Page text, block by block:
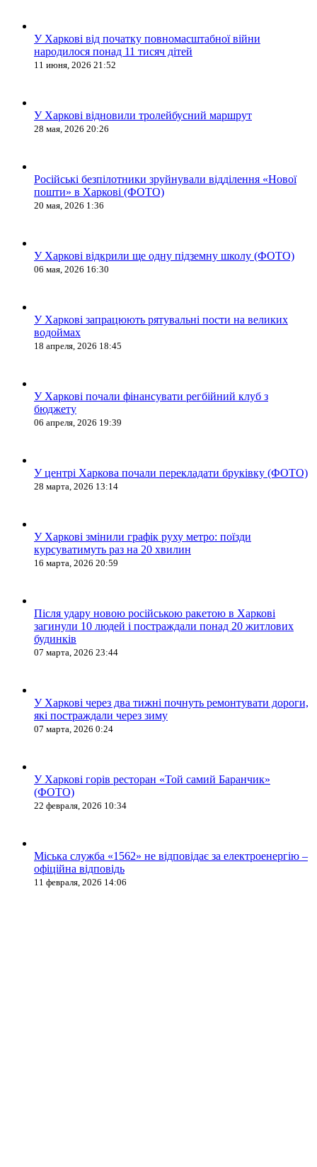
У Харкові від початку повномасштабної війни
народилося понад 11 тисяч дітей
11 июня, 2026 21:52
У Харкові відновили тролейбусний маршрут
28 мая, 2026 20:26
Російські безпілотники зруйнували відділення «Нової
пошти» в Харкові (ФОТО)
20 мая, 2026 1:36
У Харкові відкрили ще одну підземну школу (ФОТО)
06 мая, 2026 16:30
У Харкові запрацюють рятувальні пости на великих
водоймах
18 апреля, 2026 18:45
У Харкові почали фінансувати регбійний клуб з
бюджету
06 апреля, 2026 19:39
У центрі Харкова почали перекладати бруківку (ФОТО)
28 марта, 2026 13:14
У Харкові змінили графік руху метро: поїзди
курсуватимуть раз на 20 хвилин
16 марта, 2026 20:59
Після удару новою російською ракетою в Харкові
загинули 10 людей і постраждали понад 20 житлових
будинків
07 марта, 2026 23:44
У Харкові через два тижні почнуть ремонтувати дороги,
які постраждали через зиму
07 марта, 2026 0:24
У Харкові горів ресторан «Той самий Баранчик»
(ФОТО)
22 февраля, 2026 10:34
Міська служба «1562» не відповідає за електроенергію –
офіційна відповідь
11 февраля, 2026 14:06